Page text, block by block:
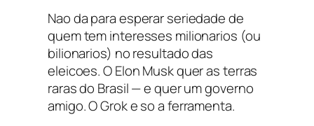
Nao da para esperar seriedade de
quem tem interesses milionarios (ou
bilionarios) no resultado das
eleicoes. O Elon Musk quer as terras
raras do Brasil — e quer um governo
amigo. O Grok e so a ferramenta.